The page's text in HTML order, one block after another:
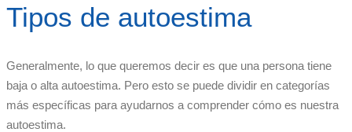
Tipos de autoestima
Generalmente, lo que queremos decir es que una persona tiene
baja o alta autoestima. Pero esto se puede dividir en categorías
más específicas para ayudarnos a comprender cómo es nuestra
autoestima.